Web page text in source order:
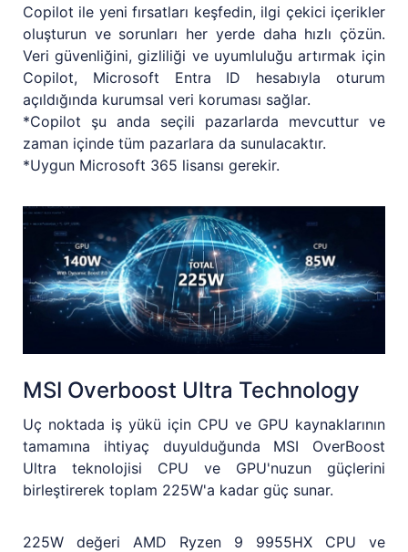
Copilot ile yeni fırsatları keşfedin, ilgi çekici içerikler
oluşturun ve sorunları her yerde daha hızlı çözün.
Veri güvenliğini, gizliliği ve uyumluluğu artırmak için
Copilot, Microsoft Entra ID hesabıyla oturum
açıldığında kurumsal veri koruması sağlar.
*Copilot şu anda seçili pazarlarda mevcuttur ve
zaman içinde tüm pazarlara da sunulacaktır.
*Uygun Microsoft 365 lisansı gerekir.
MSI Overboost Ultra Technology
Uç noktada iş yükü için CPU ve GPU kaynaklarının
tamamına ihtiyaç duyulduğunda MSI OverBoost
Ultra teknolojisi CPU ve GPU'nuzun güçlerini
birleştirerek toplam 225W'a kadar güç sunar.
225W değeri AMD Ryzen 9 9955HX CPU ve